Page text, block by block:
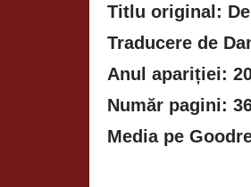
Titlu original:
Traducere de
Anul apariției:
Număr pagini:
Media pe